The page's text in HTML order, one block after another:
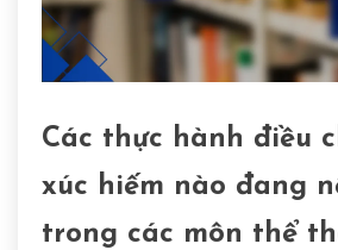
Các thực hành điều
xúc hiếm nào đang
trong các môn thể